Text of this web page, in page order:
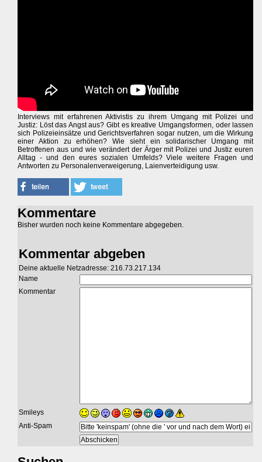
Interviews mit erfahrenen Aktivistis zu ihrem Umgang mit Polizei und
Justiz: Löst das Angst aus? Gibt es kreative Umgangsformen, oder lassen
sich Polizeieinsätze und Gerichtsverfahren sogar nutzen, um die Wirkung
einer Aktion zu erhöhen? Wie sieht ein solidarischer Umgang mit
Betroffenen aus und wie verändert der Ärger mit Polizei und Justiz euren
Alltag - und den eures sozialen Umfelds? Viele weitere Fragen und
Antworten zu Personalenverweigerung, Laienverteidigung usw.
Kommentare
Bisher wurden noch keine Kommentare abgegeben.
Kommentar abgeben
Deine aktuelle Netzadresse: 216.73.217.134
Name
Kommentar
Smileys
Anti-Spam